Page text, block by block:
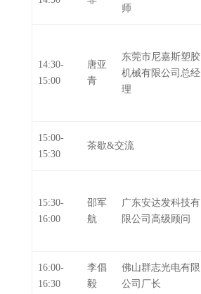
师
14:30-
15:00
唐亚
青
东莞市尼嘉斯塑胶
机械有限公司总经
理
15:00-
15:30
茶歇&交流
15:30-
16:00
邵军
航
广东安达发科技有
限公司高级顾问
16:00-
16:30
李倡
毅
佛山群志光电有限
公司厂长